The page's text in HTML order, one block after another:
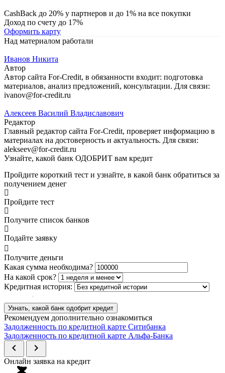
CashBack до 20% у партнеров и до 1% на все покупки
Доход по счету до 17%
Оформить карту
Над материалом работали
Иванов Никита
Автор
Автор сайта For-Credit, в обязанности входит: подготовка
материалов, анализ предложений, консультации. Для связи:
ivanov@for-credit.ru
Алексеев Василий Владиславович
Редактор
Главный редактор сайта For-Credit, проверяет информацию в
материалах на достоверность и актуальность. Для связи:
alekseev@for-credit.ru
Узнайте, какой банк ОДОБРИТ вам кредит
Пройдите короткий тест и узнайте, в какой банк обратиться за
получением денег
Пройдите тест
Получите список банков
Подайте заявку
Получите деньги
Какая сумма необходима?
На какой срок?
Кредитная история:
Узнать, какой банк одобрит кредит
Рекомендуем дополнительно ознакомиться
Задолженность по кредитной карте Ситибанка
Задолженность по кредитной карте Альфа-Банка
chevron_left chevron_right
Онлайн заявка на кредит